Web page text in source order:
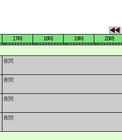
17時 18時 19時 20時
夜間
夜間
夜間
夜間